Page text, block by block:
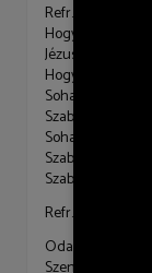
Refr.: Ő az, ki
Hogy
Jézus:
Hogy
Soha többé nem
Szabadító,
Soha többé nem
Szabadító,
Szabadító,
Refr.
Oda hozzád fel